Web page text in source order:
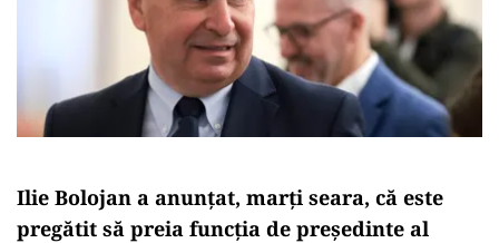
Ilie Bolojan a anunțat, marți seara, că este
pregătit să preia funcția de președinte al